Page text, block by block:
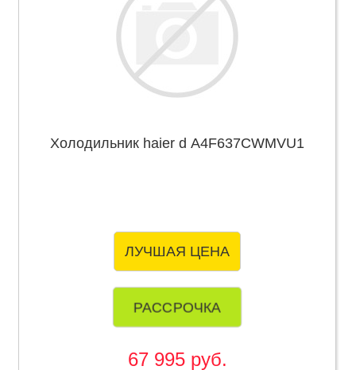
Холодильник haier d A4F637CWMVU1
ЛУЧШАЯ ЦЕНА
РАССРОЧКА
67 995 руб.